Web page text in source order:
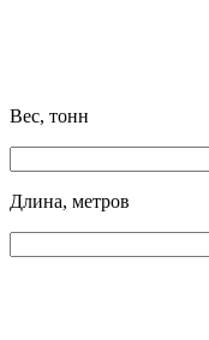
Вес, тонн
Длина, метров